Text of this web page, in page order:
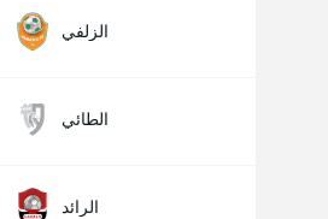
الزلفي
الطائي
الرائد